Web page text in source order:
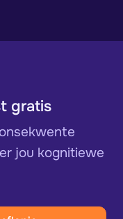
gratis
jou kognitiewe